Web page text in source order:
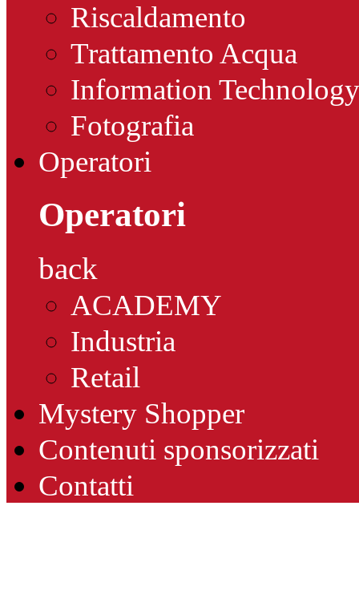
Riscaldamento
Trattamento Acqua
Information Technology
Fotografia
Operatori
Operatori
back
ACADEMY
Industria
Retail
Mystery Shopper
Contenuti sponsorizzati
Contatti